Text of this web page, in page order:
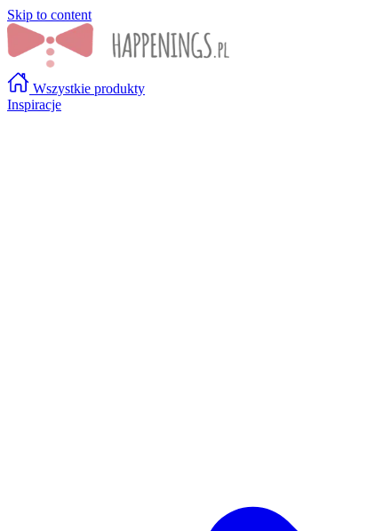
Skip to content
Wszystkie produkty
Inspiracje